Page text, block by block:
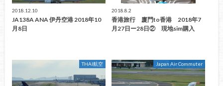
2018.12.10
JA138A ANA 伊丹空港 2018年10
月8日
2018.8.2
香港旅行 廈門to香港 2018年7
月27日ー28日② 現地sim購入
THAI航空 Japan Air Commuter